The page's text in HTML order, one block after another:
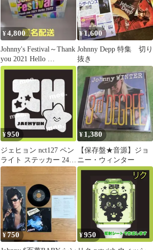
¥4,800
Johnny's Festival～Thank
you 2021 Hello …
¥1,600
Johnny Depp 特集 切り
抜き
¥950
ジェヒョン nct127 ペン
ライト ステッカー 24時
間以内発送 無料 送料込
¥ 1,380
【保存盤★音源】ジョ
ニー・ウィンター
¥750 ¥950